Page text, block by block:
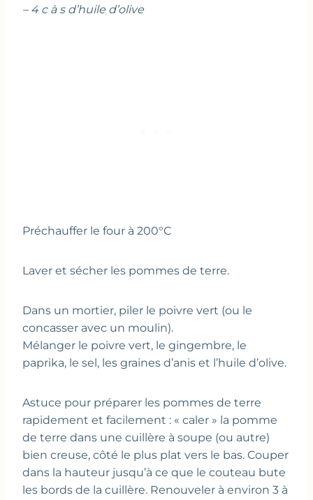
– 4 c à s d’huile d’olive
Préchauffer le four à 200°C
Laver et sécher les pommes de terre.
Dans un mortier, piler le poivre vert (ou le
concasser avec un moulin).
Mélanger le poivre vert, le gingembre, le
paprika, le sel, les graines d’anis et l’huile d’olive.
Astuce pour préparer les pommes de terre
rapidement et facilement : « caler » la pomme
de terre dans une cuillère à soupe (ou autre)
bien creuse, côté le plus plat vers le bas. Couper
dans la hauteur jusqu’à ce que le couteau bute
les bords de la cuillère. Renouveler à environ 3 à